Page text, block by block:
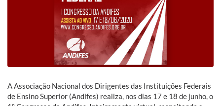
A Associação Nacional dos Dirigentes das Instituições Federais
de Ensino Superior (Andifes) realiza, nos dias 17 e 18 de junho, o